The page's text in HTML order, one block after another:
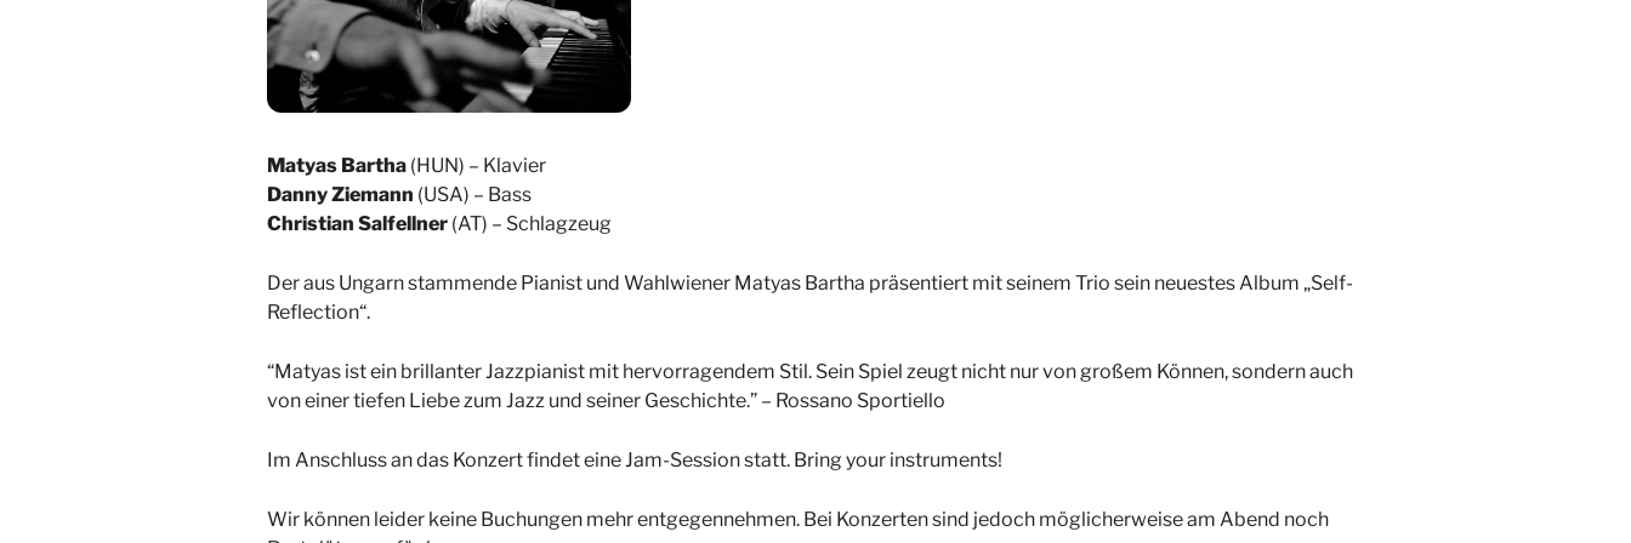
Matyas Bartha (HUN) – Klavier
Danny Ziemann (USA) – Bass
Christian Salfellner (AT) – Schlagzeug
Der aus Ungarn stammende Pianist und Wahlwiener Matyas Bartha präsentiert mit seinem Trio sein neuestes Album „Self-
Reflection“.
“Matyas ist ein brillanter Jazzpianist mit hervorragendem Stil. Sein Spiel zeugt nicht nur von großem Können, sondern auch
von einer tiefen Liebe zum Jazz und seiner Geschichte.” – Rossano Sportiello
Im Anschluss an das Konzert findet eine Jam-Session statt. Bring your instruments!
Wir können leider keine Buchungen mehr entgegennehmen. Bei Konzerten sind jedoch möglicherweise am Abend noch